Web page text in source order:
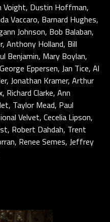
Voight, Dustin Hoffman,
Vaccaro, Barnard Hughes,
Johnson, Bob Balaban,
Anthony Holland, Bill
Benjamin, Mary Boylan,
Eppersen, Jan Tice, Al
Jonathan Kramer, Arthur
Richard Clarke, Ann
Taylor Mead, Paul
Velvet, Cecelia Lipson,
Robert Dahdah, Trent
Renee Semes, Jeffrey